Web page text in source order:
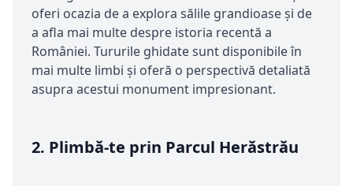
oferi ocazia de a explora sălile grandioase și de
a afla mai multe despre istoria recentă a
României. Tururile ghidate sunt disponibile în
mai multe limbi și oferă o perspectivă detaliată
asupra acestui monument impresionant.
2. Plimbă-te prin Parcul Herăstrău